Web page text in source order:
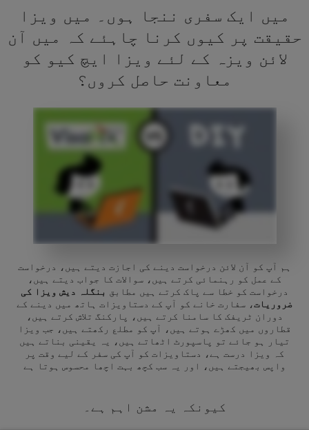
میں ایک سفری ننجا ہوں۔ میں ویزا
حقیقت پر کیوں کرنا چاہئے کہ میں آن
لائن ویزہ کے لئے ویزا ایچ کیو کو
معاونت حاصل کروں؟
ہم آپ کو آن لائن درخواست دینے کی اجازت دیتے ہیں، درخواست
کے عمل کو رہنمائی کرتے ہیں، سوالات کا جواب دیتے ہیں،
درخواست کو خطا سے پاک کرتے ہیں مطابق
بنگلہ دیش ویزا کی
ضروریات، سفارت خانے کو آپ کے دستاویزات ہاتھ میں دینے کے
دوران ٹریفک کا سامنا کرتے ہیں، پارکنگ تلاش کرتے ہیں،
قطاروں میں کھڑے ہوتے ہیں، آپ کو مطلع رکھتے ہیں، جب ویزا
تیار ہو جائے تو پاسپورٹ اٹھاتے ہیں، یہ یقینی بناتے ہیں
کہ ویزا درست ہے، دستاویزات کو آپ کی سفر کے لیے وقت پر
واپس بھیجتے ہیں، اور یہ سب کچھ بہت اچھا محسوس ہوتا ہے
کیونکہ یہ مشن اہم ہے۔